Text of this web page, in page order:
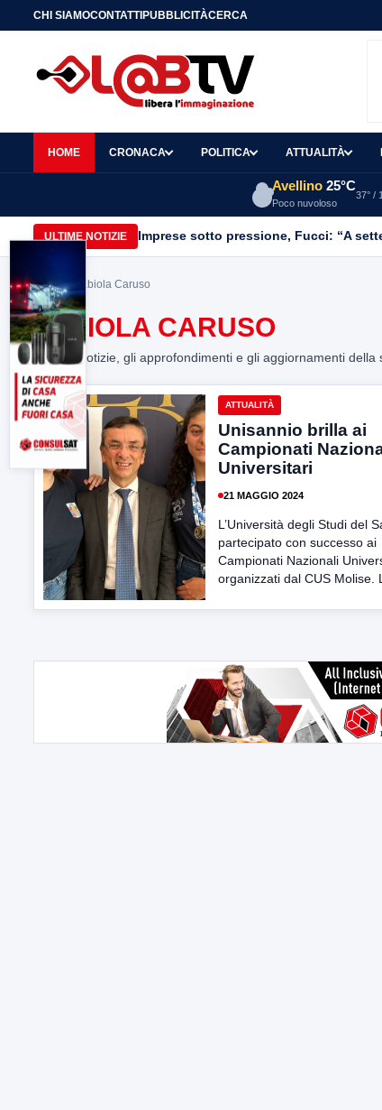
CHI SIAMOCONTATTIPUBBLICITÀCERCA
HOME CRONACA POLITICA ATTUALITÀ
Avellino 25°C
Poco nuvoloso
37° /
ULTIME NOTIZIE Imprese sotto pressione, Fucci: “A
Home> Fabiola Caruso
FABIOLA CARUSO
Tutte le notizie, gli approfondimenti e gli aggiornamenti della
ATTUALITÀ
Unisannio brilla ai
Campionati
Universitari
21 MAGGIO 2024
L’Università degli Studi del
partecipato con successo ai
Campionati Nazionali
organizzati dal CUS Molise.